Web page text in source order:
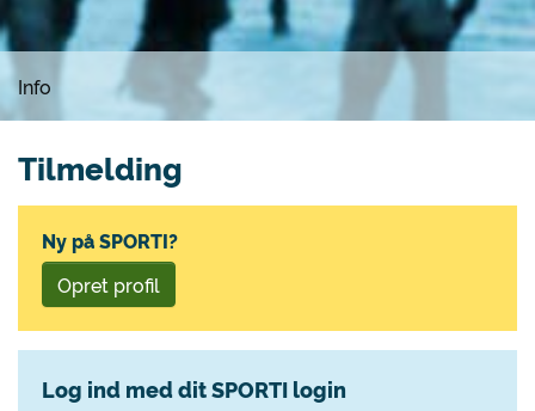
Info
Tilmelding
Ny på SPORTI?
Opret profil
Log ind med dit SPORTI login